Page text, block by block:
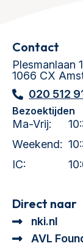
Contact
Plesmanlaan
1066 CX
020 512
Bezoektijden
Ma-Vrij:
Weekend:
IC:
Direct naar
nki.nl
AVL